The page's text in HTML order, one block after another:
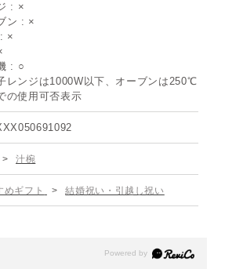
: ×
ン : ×
×
: ○
レンジは1000W以下、オーブンは250℃
の使用可否表示
> 汁椀
めギフト > 結婚祝い・引越し祝い